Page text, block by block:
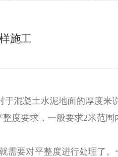
施工
于混凝土水泥地面的厚度
度要求，一般要求2米范
需要对平整度进行处理了。